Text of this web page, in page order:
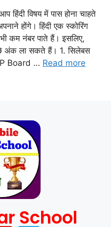
हिंदी विषय में पास होना चाहते
होंगे। हिंदी एक स्कोरिंग
कम नंबर पाते हैं। इसलिए,
अंक ला सकते हैं। 1. सिलेबस
Board … Read more
School